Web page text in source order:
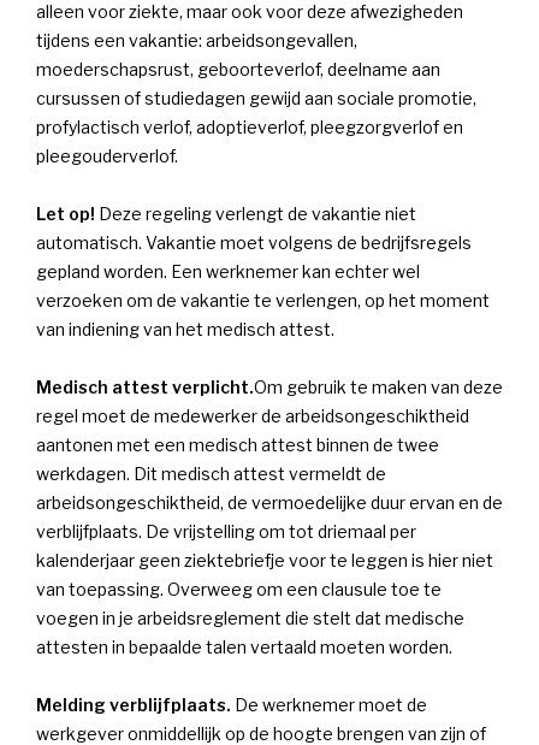
alleen voor ziekte, maar ook voor deze afwezigheden
tijdens een vakantie: arbeidsongevallen,
moederschapsrust, geboorteverlof, deelname aan
cursussen of studiedagen gewijd aan sociale promotie,
profylactisch verlof, adoptieverlof, pleegzorgverlof en
pleegouderverlof.
Let op! Deze regeling verlengt de vakantie niet
automatisch. Vakantie moet volgens de bedrijfsregels
gepland worden. Een werknemer kan echter wel
verzoeken om de vakantie te verlengen, op het moment
van indiening van het medisch attest.
Medisch attest verplicht.Om gebruik te maken van deze
regel moet de medewerker de arbeidsongeschiktheid
aantonen met een medisch attest binnen de twee
werkdagen. Dit medisch attest vermeldt de
arbeidsongeschiktheid, de vermoedelijke duur ervan en de
verblijfplaats. De vrijstelling om tot driemaal per
kalenderjaar geen ziektebriefje voor te leggen is hier niet
van toepassing. Overweeg om een clausule toe te
voegen in je arbeidsreglement die stelt dat medische
attesten in bepaalde talen vertaald moeten worden.
Melding verblijfplaats. De werknemer moet de
werkgever onmiddellijk op de hoogte brengen van zijn of